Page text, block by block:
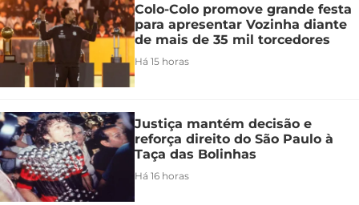
Colo-Colo promove grande festa
para apresentar Vozinha diante
de mais de 35 mil torcedores
Há 15 horas
Justiça mantém decisão e
reforça direito do São Paulo à
Taça das Bolinhas
Há 16 horas